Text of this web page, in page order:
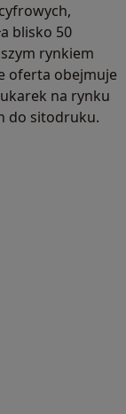
blisko 50
rynkiem
oferta obejmuje
na rynku
do sitodruku.